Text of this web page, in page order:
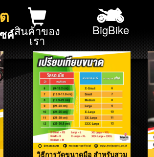
ค์สินค้าของ
เรา
BigBike
วิธีการวัดขนาดมือ สำหรับสวม